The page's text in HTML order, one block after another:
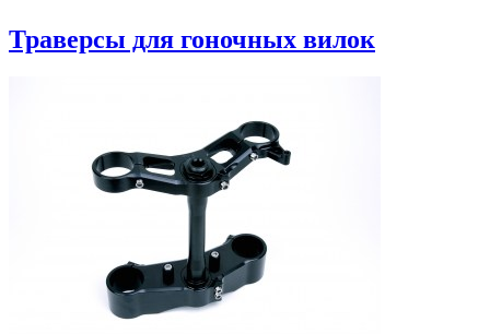
Траверсы для гоночных вилок